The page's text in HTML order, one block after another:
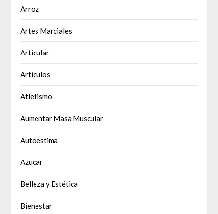
Arroz
Artes Marciales
Articular
Articulos
Atletismo
Aumentar Masa Muscular
Autoestima
Azúcar
Belleza y Estética
Bienestar